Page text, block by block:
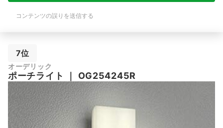
コンテンツの誤りを送信する
7位
オーデリック
ポーチライト ｜ OG254245R